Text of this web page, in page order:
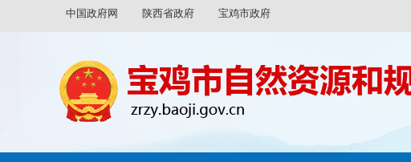
中国政府网 陕西省政府 宝鸡市政府